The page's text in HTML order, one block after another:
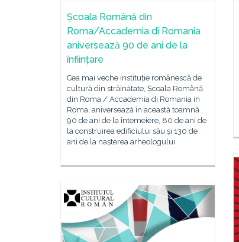
Școala Română din
Roma/Accademia di Romania
aniversează 90 de ani de la
înființare
Cea mai veche instituție românescă de
cultură din străinătate, Școala Română
din Roma / Accademia di Romania in
Roma, aniversează în această toamnă
90 de ani de la întemeiere, 80 de ani de
la construirea edificiului său și 130 de
ani de la nașterea arheologului